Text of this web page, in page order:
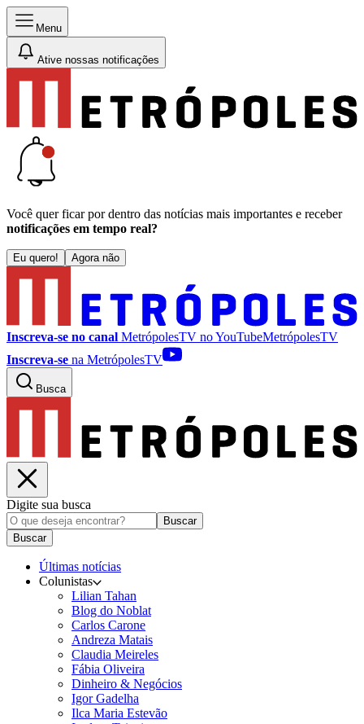
Menu
Ative nossas notificações
Você quer ficar por dentro das notícias mais importantes e receber
notificações em tempo real?
Eu quero! Agora não
Inscreva-se no canal MetrópolesTV noYouTubeMetrópolesTV
Inscreva-se na MetrópolesTV
Busca
Digite sua busca
Buscar
Buscar
Últimas notícias
Colunistas
Lilian Tahan
Blog do Noblat
Carlos Carone
Andreza Matais
Claudia Meireles
Fábia Oliveira
Dinheiro & Negócios
Igor Gadelha
Ilca Maria Estevão